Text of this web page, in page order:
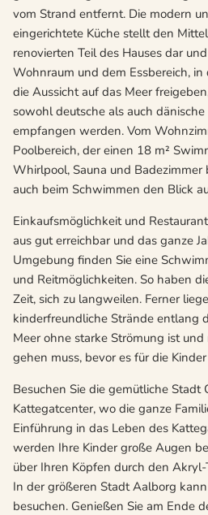
vom Strand entfernt. Die modern
eingerichtete Küche stellt den
renovierten Teil des Hauses dar
Wohnraum und dem Essbereich,
die Aussicht auf das Meer
sowohl deutsche als auch
empfangen werden. Vom
Poolbereich, der einen 18 m²
Whirlpool, Sauna und Badezimmer
auch beim Schwimmen den Blick
Einkaufsmöglichkeit und
aus gut erreichbar und das ganze
Umgebung finden Sie eine
und Reitmöglichkeiten. So haben
Zeit, sich zu langweilen. Ferner
kinderfreundliche Strände entlang
Meer ohne starke Strömung ist
gehen muss, bevor es für die
Besuchen Sie die gemütliche Stadt
Kattegatcenter, wo die ganze
Einführung in das Leben des
werden Ihre Kinder große Augen
über Ihren Köpfen durch den
In der größeren Stadt Aalborg
besuchen. Genießen Sie am Ende